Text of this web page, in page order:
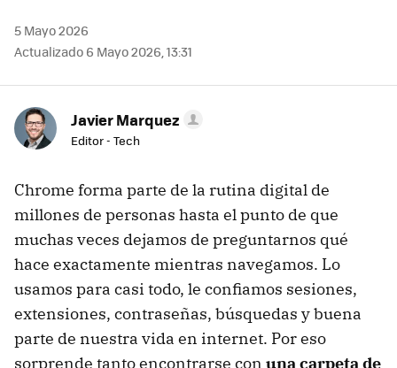
5 Mayo 2026
Actualizado 6 Mayo 2026, 13:31
Javier Marquez
Editor - Tech
Chrome forma parte de la rutina digital de
millones de personas hasta el punto de que
muchas veces dejamos de preguntarnos qué
hace exactamente mientras navegamos. Lo
usamos para casi todo, le confiamos sesiones,
extensiones, contraseñas, búsquedas y buena
parte de nuestra vida en internet. Por eso
sorprende tanto encontrarse con una carpeta de